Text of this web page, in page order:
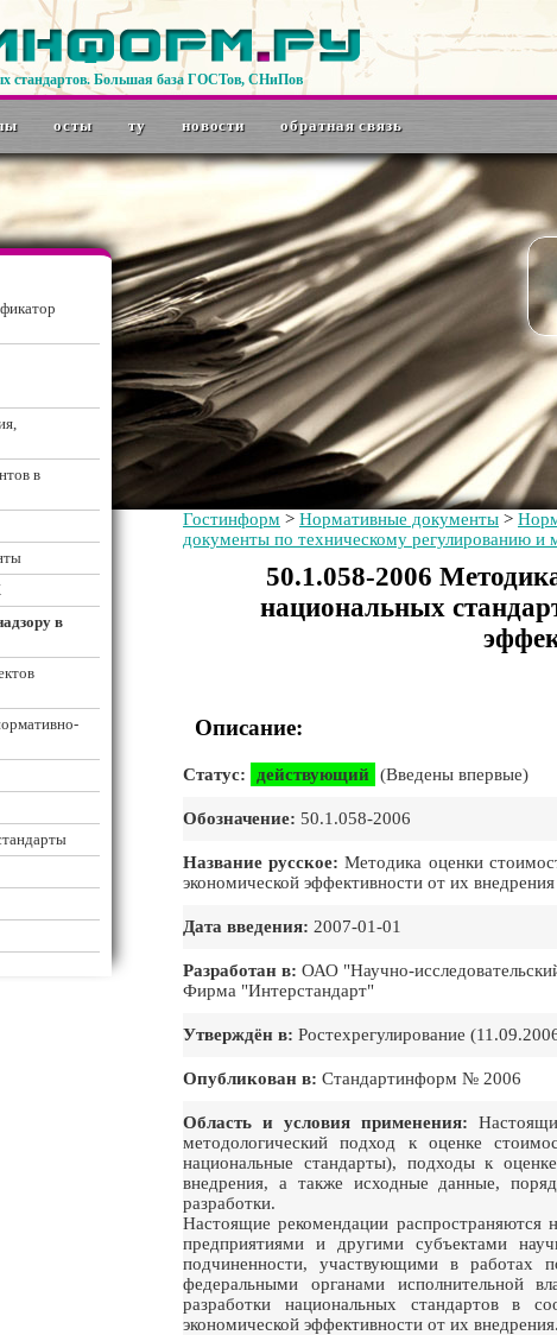
стандартов. Большая база ГОСТов, СНиПов
осты ту новости обратная связь
Гостинформ > Нормативные документы >
документы по техническому регулированию и
50.1.058-2006
национальных
Описание:
Статус: действующий (Введены впервые)
Обозначение: 50.1.058-2006
Название русское: Методика оценки
экономической эффективности от их внедрения
Дата введения: 2007-01-01
Разработан в: ОАО "Научно-
Фирма "Интерстандарт"
Утверждён в: Ростехрегулирование
Опубликован в: Стандартинформ № 2006
Область и условия применения:
методологический подход к оценке
национальные стандарты), подходы к
внедрения, а также исходные данные,
разработки.
Настоящие рекомендации распространяются
предприятиями и другими субъектами
подчиненности, участвующими в работах
федеральными органами исполнительной
разработки национальных стандартов в
экономической эффективности от их внедрения.
в
в